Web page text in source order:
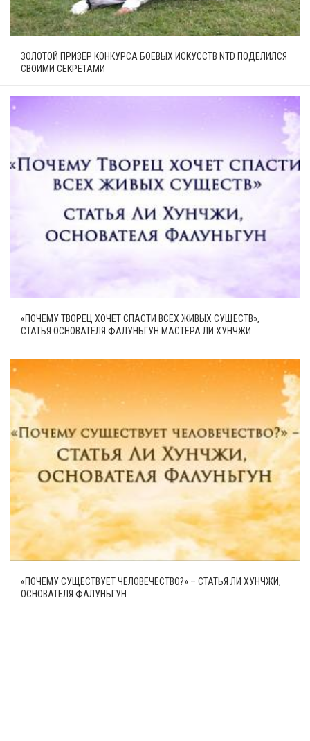
ЗОЛОТОЙ ПРИЗЁР КОНКУРСА БОЕВЫХ ИСКУССТВ NTD ПОДЕЛИЛСЯ
СВОИМИ СЕКРЕТАМИ
«ПОЧЕМУ ТВОРЕЦ ХОЧЕТ СПАСТИ ВСЕХ ЖИВЫХ СУЩЕСТВ»,
СТАТЬЯ ОСНОВАТЕЛЯ ФАЛУНЬГУН МАСТЕРА ЛИ ХУНЧЖИ
«ПОЧЕМУ СУЩЕСТВУЕТ ЧЕЛОВЕЧЕСТВО?» – СТАТЬЯ ЛИ ХУНЧЖИ,
ОСНОВАТЕЛЯ ФАЛУНЬГУН